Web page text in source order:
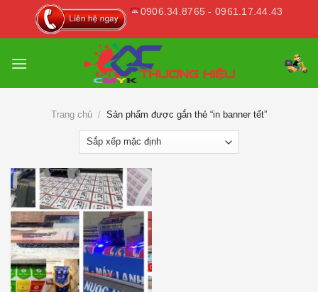
0906.34.8765 - 0961.17.44.43
Trang chủ / Sản phẩm được gắn thẻ “in banner tết”